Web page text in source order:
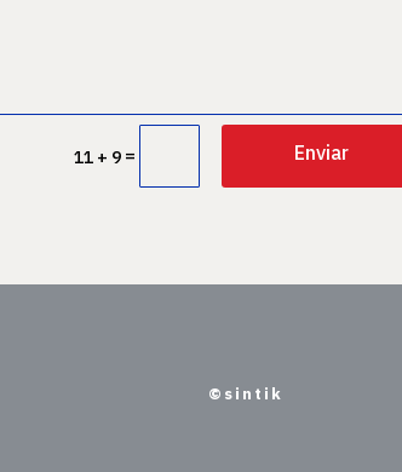
11 + 9= Enviar
©sintik